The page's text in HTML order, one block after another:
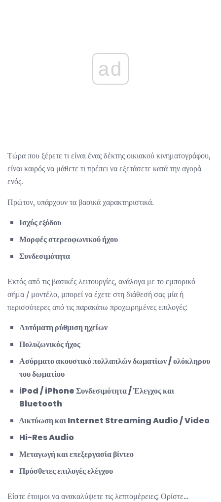
ad
Τώρα που ξέρετε τι είναι ένας δέκτης οικιακού κινηματογράφου,
είναι καιρός να μάθετε τι πρέπει να εξετάσετε κατά την αγορά
ενός.
Πρώτον, υπάρχουν τα βασικά χαρακτηριστικά.
Ισχύς εξόδου
Μορφές στερεοφωνικού ήχου
Συνδεσιμότητα
Εκτός από τις βασικές λειτουργίες, ανάλογα με το εμπορικό
σήμα / μοντέλο, μπορεί να έχετε στη διάθεσή σας μία ή
περισσότερες από τις παρακάτω προχωρημένες επιλογές:
Αυτόματη ρύθμιση ηχείων
Πολυζωνικός ήχος
Ασύρματο ακουστικό πολλαπλών δωματίων / ολόκληρου
του δωματίου
iPod / iPhone Συνδεσιμότητα / Έλεγχος και
Bluetooth
Δικτύωση και Internet Streaming Audio / Video
Hi-Res Audio
Μεταγωγή και επεξεργασία βίντεο
Πρόσθετες επιλογές ελέγχου
Είστε έτοιμοι να ανακαλύψετε τις λεπτομέρειες; Ορίστε...